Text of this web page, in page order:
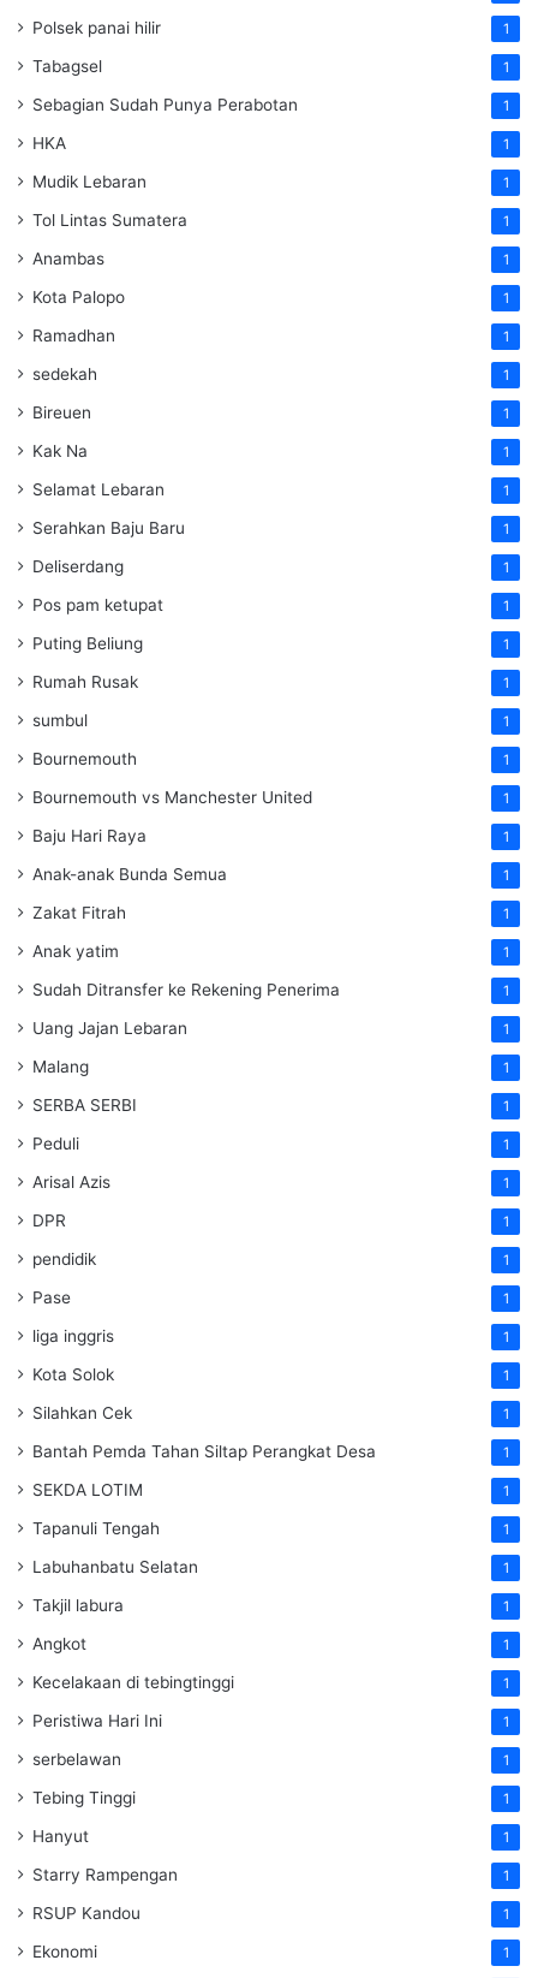
Polsek panai hilir 1
Tabagsel 1
Sebagian Sudah Punya Perabotan 1
HKA 1
Mudik Lebaran 1
Tol Lintas Sumatera 1
Anambas 1
Kota Palopo 1
Ramadhan 1
sedekah 1
Bireuen 1
Kak Na 1
Selamat Lebaran 1
Serahkan Baju Baru 1
Deliserdang 1
Pos pam ketupat 1
Puting Beliung 1
Rumah Rusak 1
sumbul 1
Bournemouth 1
Bournemouth vs Manchester United 1
Baju Hari Raya 1
Anak-anak Bunda Semua 1
Zakat Fitrah 1
Anak yatim 1
Sudah Ditransfer ke Rekening Penerima 1
Uang Jajan Lebaran 1
Malang 1
SERBA SERBI 1
Peduli 1
Arisal Azis 1
DPR 1
pendidik 1
Pase 1
liga inggris 1
Kota Solok 1
Silahkan Cek 1
Bantah Pemda Tahan Siltap Perangkat Desa 1
SEKDA LOTIM 1
Tapanuli Tengah 1
Labuhanbatu Selatan 1
Takjil labura 1
Angkot 1
Kecelakaan di tebingtinggi 1
Peristiwa Hari Ini 1
serbelawan 1
Tebing Tinggi 1
Hanyut 1
Starry Rampengan 1
RSUP Kandou 1
Ekonomi 1